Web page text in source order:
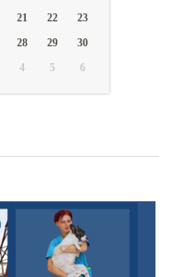
21 22
23
28 29
30
4 5 6